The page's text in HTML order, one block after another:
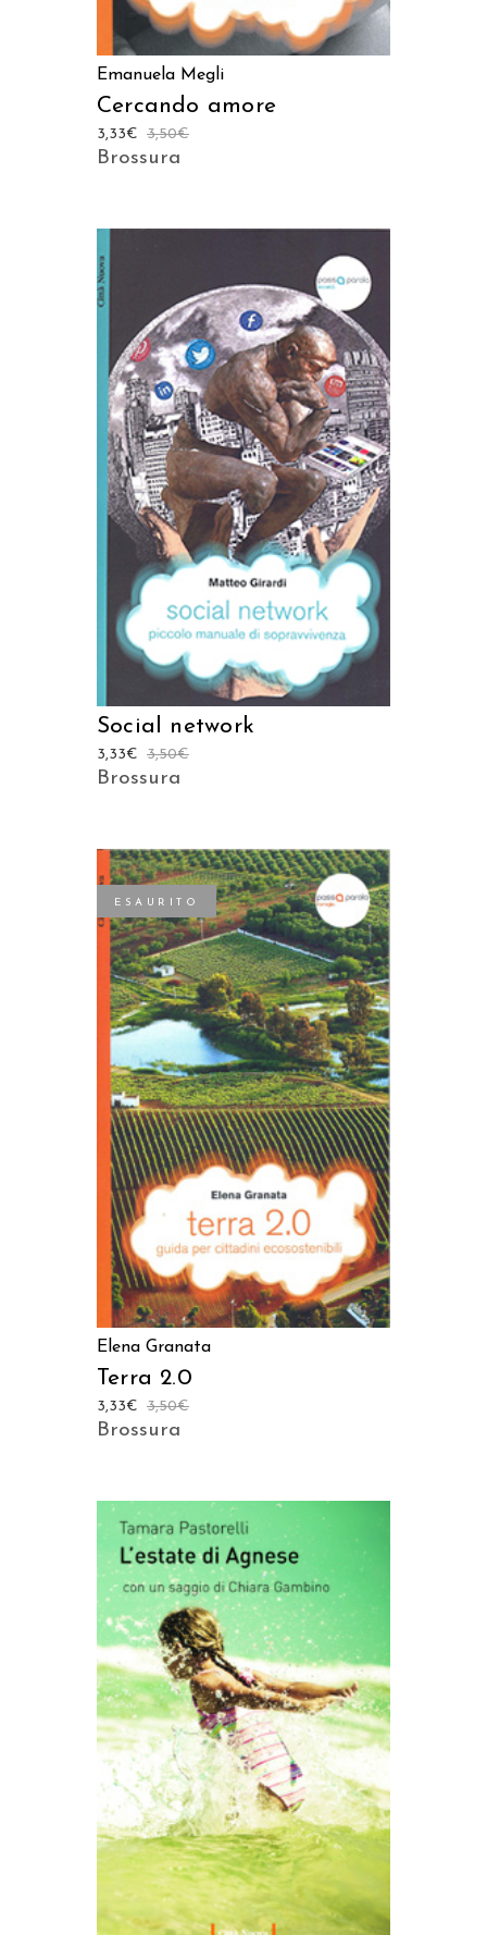
Emanuela Megli
Cercando amore
3,50€
3,33€
Brossura
AGGIUNGI AL CARRELLO
Social network
3,50€
3,33€
Brossura
ESAURITO
LEGGI TUTTO
Elena Granata
Terra 2.0
3,50€
3,33€
Brossura
AGGIUNGI AL CARRELLO